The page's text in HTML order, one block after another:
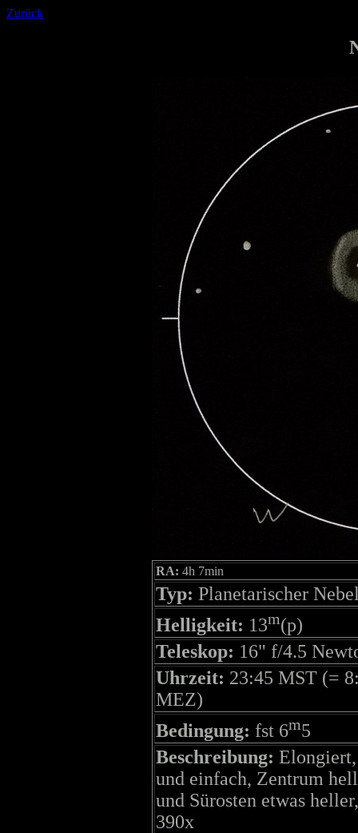
Zurück
RA: 4h 7min
Typ: Planetarischer
Helligkeit: 13m(p)
Teleskop: 16" f/4.5
Uhrzeit: 23:45 MST (=
MEZ)
Bedingung: fst 6m5
Beschreibung:
und einfach, Zentrum
und Sürosten etwas
390x